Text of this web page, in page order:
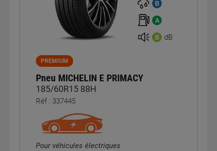
B
A
B dB
PREMIUM
Pneu MICHELIN E PRIMACY
185/60R15 88H
Réf : 337445
Pour véhicules électriques